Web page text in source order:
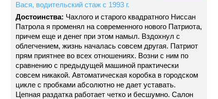
Вася, водительский стаж с 1993 г.
Достоинства: Чахлого и старого квадратного Ниссан
Патрола я променял на современного нового Патриота,
причем еще и денег при этом намыл. Вздохнул с
облегчением, жизнь началась совсем другая. Патриот
прям приятнее во всех отношениях. Возни с ним по
сравнению с предыдущей машиной практически
совсем никакой. Автоматическая коробка в городском
цикле с пробками абсолютно не дает уставать.
Цепная раздатка работает четко и бесшумно. Салон